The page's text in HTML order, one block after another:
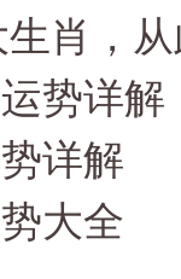
肖，
势详解
详解
大全